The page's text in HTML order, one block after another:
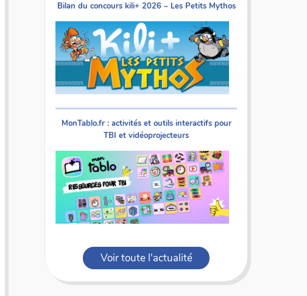
Bilan du concours kili+ 2026 – Les Petits Mythos
MonTablo.fr : activités et outils interactifs pour
TBI et vidéoprojecteurs
Voir toute l'actualité